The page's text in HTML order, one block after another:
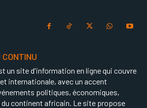
CONTINU
un site d'information en ligne qui couvre
internationale, avec un accent
politiques, économiques,
continent africain. Le site propose